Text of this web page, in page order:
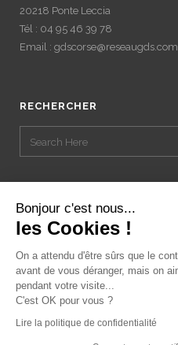
Bonjour c'est nous...
les Cookies !
On a attendu d'être sûrs que le
avant de vous déranger, mais on
pendant votre visite...
C'est OK pour vous ?
Lire la politique de confidentialité
20218 Ponte Leccia
Tél : 04 95 46 39 78
Email : gdscorse@reseaugds.com
RECHERCHER